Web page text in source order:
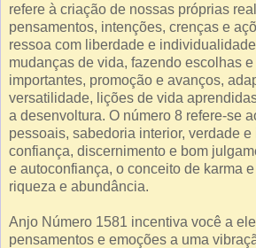
refere à criação de nossas próprias
pensamentos, intenções, crenças e
ressoa com liberdade e
mudanças de vida, fazendo escolhas
importantes, promoção e avanços,
versatilidade, lições de vida
a desenvoltura. O número 8 refere-se
pessoais, sabedoria interior, verdade e
confiança, discernimento e bom
e autoconfiança, o conceito de karma
riqueza e abundância.
Anjo Número 1581 incentiva você a
pensamentos e emoções a uma